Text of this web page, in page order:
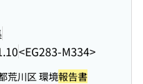
<EG283-M334>
荒川区 環境報告書